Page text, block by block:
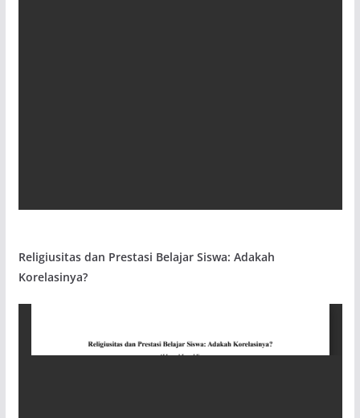
Religiusitas dan Prestasi Belajar Siswa: Adakah
Korelasinya?